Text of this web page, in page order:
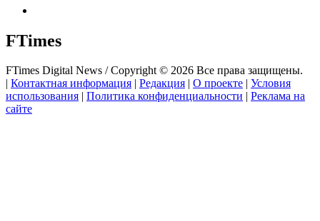
FTimes
FTimes Digital News / Copyright © 2026 Все права защищены.
Контактная информация Редакция О проекте
Условия
использования
Политика конфиденциальности
Реклама на
сайте